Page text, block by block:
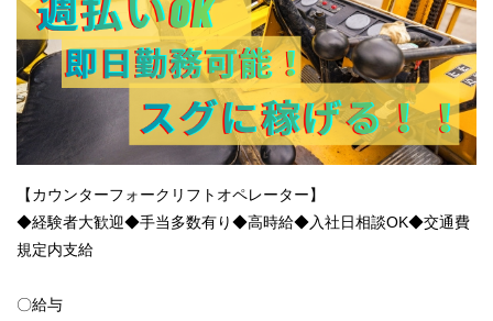
【カウンターフォークリフトオペレーター】
◆経験者大歓迎◆手当多数有り◆高時給◆入社日相談OK◆交通費
規定内支給
〇給与